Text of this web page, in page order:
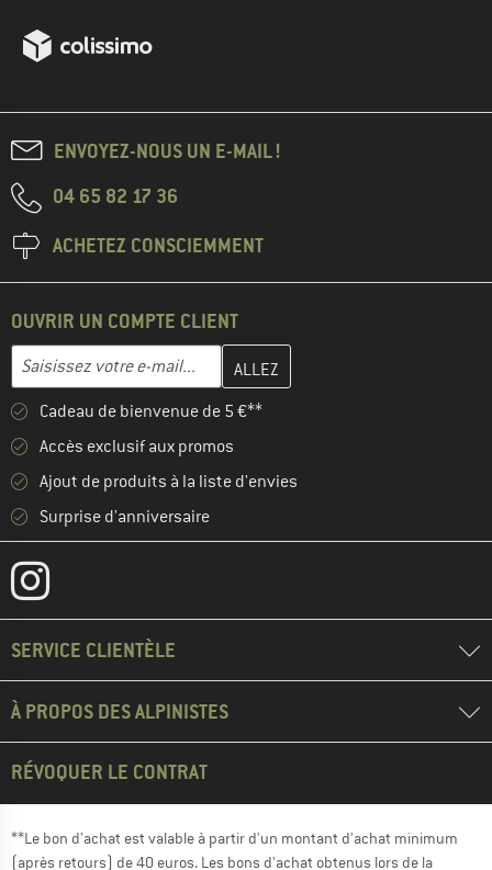
ENVOYEZ-NOUS UN E-MAIL !
04 65 82 17 36
ACHETEZ CONSCIEMMENT
OUVRIR UN COMPTE CLIENT
Adresse e-mail
Entrez votre adresse e-mail ici et créez votre compte client à la
Cadeau de bienvenue de 5 €**
Accès exclusif aux promos
Ajout de produits à la liste d'envies
Surprise d'anniversaire
SERVICE CLIENTÈLE
À PROPOS DES ALPINISTES
RÉVOQUER LE CONTRAT
**Le bon d'achat est valable à partir d'un montant d'achat minimum
(après retours) de 40 euros. Les bons d'achat obtenus lors de la